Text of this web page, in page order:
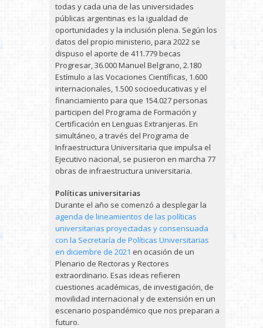
todas y cada una de las universidades
públicas argentinas es la igualdad de
oportunidades y la inclusión plena. Según los
datos del propio ministerio, para 2022 se
dispuso el aporte de 411.779 becas
Progresar, 36.000 Manuel Belgrano, 2.180
Estímulo a las Vocaciones Científicas, 1.600
internacionales, 1.500 socioeducativas y el
financiamiento para que 154.027 personas
participen del Programa de Formación y
Certificación en Lenguas Extranjeras. En
simultáneo, a través del Programa de
Infraestructura Universitaria que impulsa el
Ejecutivo nacional, se pusieron en marcha 77
obras de infraestructura universitaria.
Políticas universitarias
Durante el año se comenzó a desplegar la
agenda de lineamientos de las políticas
universitarias proyectadas y consensuada
con la Secretaría de Políticas Universitarias
en diciembre de 2021 en ocasión de un
Plenario de Rectoras y Rectores
extraordinario. Esas ideas refieren
cuestiones académicas, de investigación, de
movilidad internacional y de extensión en un
escenario pospandémico que nos preparan a
futuro.